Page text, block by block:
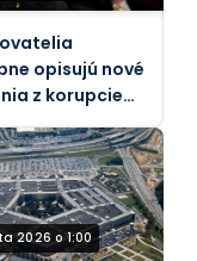
opisujú nové
z korupcie
v USA
2026 o 1:00